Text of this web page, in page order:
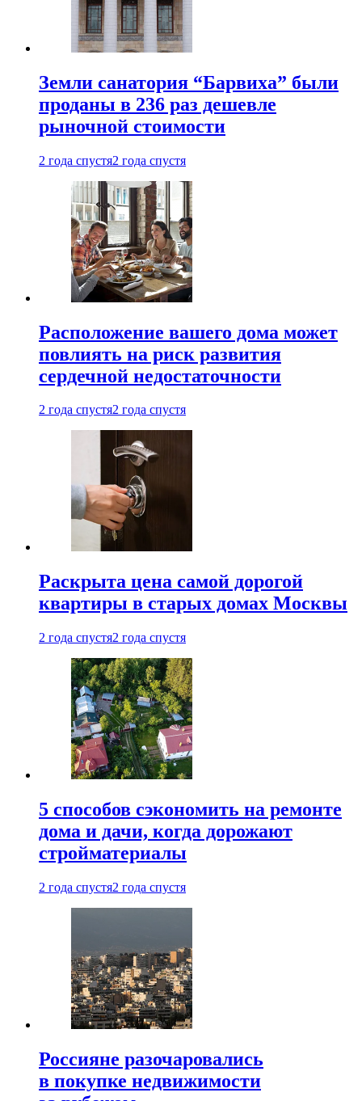
Земли санатория “Барвиха” были
проданы в 236 раз дешевле
рыночной стоимости
2 года спустя2 года спустя
Расположение вашего дома может
повлиять на риск развития
сердечной недостаточности
2 года спустя2 года спустя
Раскрыта цена самой дорогой
квартиры в старых домах Москвы
2 года спустя2 года спустя
5 способов сэкономить на ремонте
дома и дачи, когда дорожают
стройматериалы
2 года спустя2 года спустя
Россияне разочаровались
в покупке недвижимости